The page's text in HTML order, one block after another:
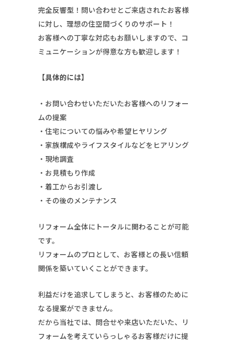
完全反響型！問い合わせとご来店されたお客様
に対し、理想の住空間づくりのサポート！
お客様への丁寧な対応もお願いしますので、コ
ミュニケーションが得意な方も歓迎します！
【具体的には】
・お問い合わせいただいたお客様へのリフォー
ムの提案
・住宅についての悩みや希望ヒヤリング
・家族構成やライフスタイルなどをヒアリング
・現地調査
・お見積もり作成
・着工からお引渡し
・その後のメンテナンス
リフォーム全体にトータルに関わることが可能
です。
リフォームのプロとして、お客様との長い信頼
関係を築いていくことができます。
利益だけを追求してしまうと、お客様のために
なる提案ができません。
だから当社では、問合せや来店いただいた、リ
フォームを考えていらっしゃるお客様だけに提